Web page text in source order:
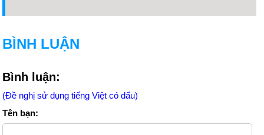
BÌNH LUẬN
Bình luận:
(Đề nghị sử dụng tiếng Việt có dấu)
Tên bạn: